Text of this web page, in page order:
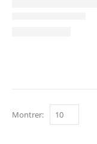
Montrer: